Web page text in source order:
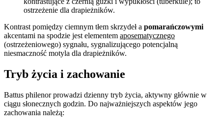
ostrzeżenie dla drapieżników.
Kontrast pomiędzy ciemnym tłem skrzydeł a pomarańczowymi
akcentami na spodzie jest elementem aposematycznego
(ostrzeżeniowego) sygnału, sygnalizującego potencjalną
niesmaczność motyla dla drapieżników.
Tryb życia i zachowanie
Battus philenor prowadzi dzienny tryb życia, aktywny głównie w
ciągu słonecznych godzin. Do najważniejszych aspektów jego
zachowania należą: